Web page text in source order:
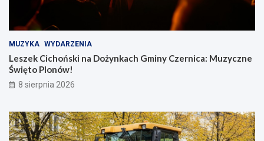
MUZYKA WYDARZENIA
Leszek Cichoński na Dożynkach Gminy Czernica: Muzyczne
Święto Plonów!
8 sierpnia 2026